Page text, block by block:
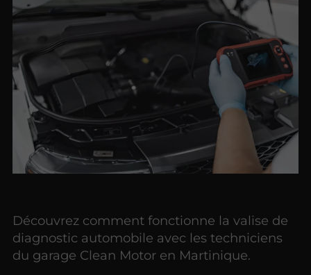
Découvrez comment fonctionne la valise de
diagnostic automobile avec les techniciens
du garage Clean Motor en Martinique.